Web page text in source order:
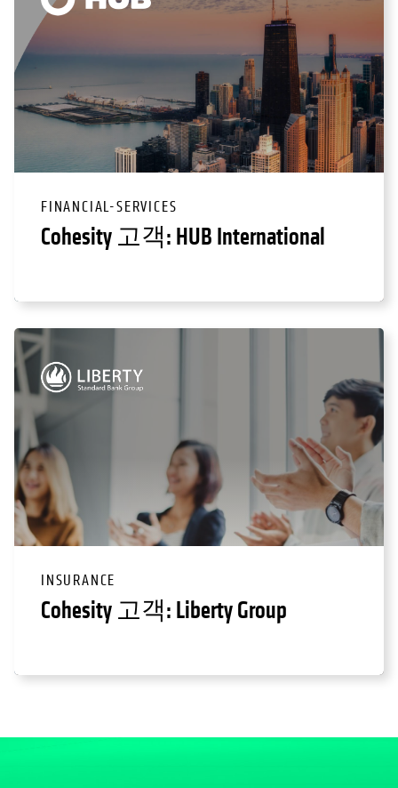
FINANCIAL-SERVICES
Cohesity 고객: HUB International
INSURANCE
Cohesity 고객: Liberty Group